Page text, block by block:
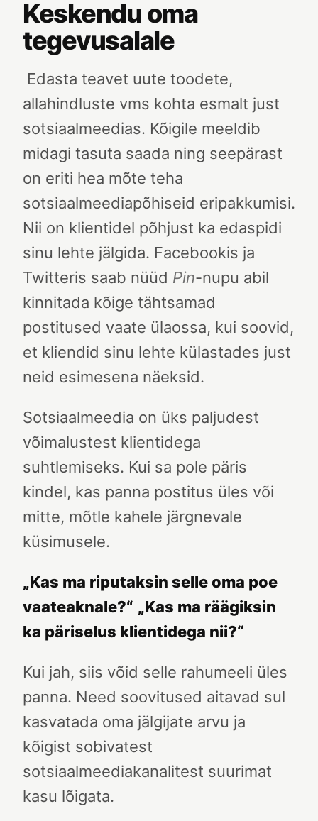
Keskendu oma
tegevusalale
Edasta teavet uute toodete,
allahindluste vms kohta esmalt just
sotsiaalmeedias. Kõigile meeldib
midagi tasuta saada ning seepärast
on eriti hea mõte teha
sotsiaalmeediapõhiseid eripakkumisi.
Nii on klientidel põhjust ka edaspidi
sinu lehte jälgida. Facebookis ja
Twitteris saab nüüd Pin-nupu abil
kinnitada kõige tähtsamad
postitused vaate ülaossa, kui soovid,
et kliendid sinu lehte külastades just
neid esimesena näeksid.
Sotsiaalmeedia on üks paljudest
võimalustest klientidega
suhtlemiseks. Kui sa pole päris
kindel, kas panna postitus üles või
mitte, mõtle kahele järgnevale
küsimusele.
„Kas ma riputaksin selle oma poe
vaateaknale?“ „Kas ma räägiksin
ka päriselus klientidega nii?“
Kui jah, siis võid selle rahumeeli üles
panna. Need soovitused aitavad sul
kasvatada oma jälgijate arvu ja
kõigist sobivatest
sotsiaalmeediakanalitest suurimat
kasu lõigata.